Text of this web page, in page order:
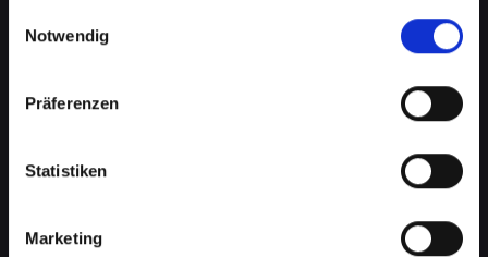
Notwendig
Präferenzen
Statistiken
Marketing
Wasserschaden am IPHONE-13-
PRO in Bad-radkersburg? Wir
bieten schnelle Hilfe
Wasserschäden können Ihr IPHONE-13-PRO
verheerend beeinflussen. Feuchtigkeit kann
nicht nur die interne Elektronik beschädigen,
sondern auch Korrosion und Schimmel
verursachen, die mit der Zeit noch schlimmere